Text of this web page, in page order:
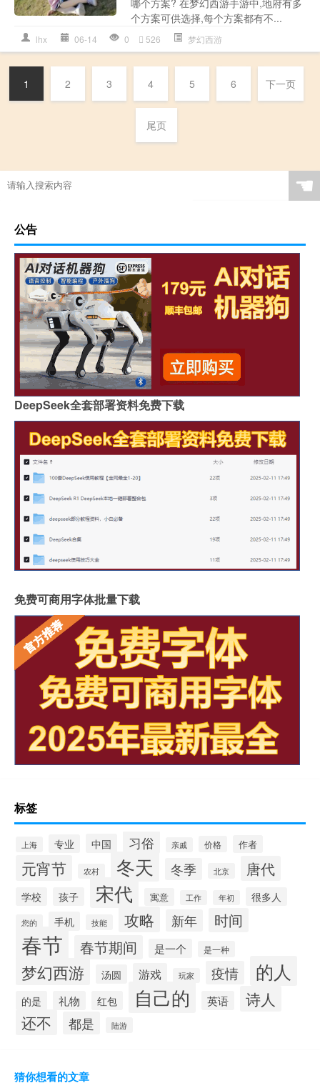
个方案可供选择,每个方案都有不...
lhx 06-14 0 526 梦幻西游
1 2 3 4 5 6 下一页
尾页
☚
公告
DeepSeek全套部署资料免费下载
免费可商用字体批量下载
标签
上海 专业 中国 习俗 亲戚 价格 作者
元宵节 农村 冬天 冬季 北京 唐代
学校 孩子 宋代 寓意 工作 年初 很多人
您的 手机 技能 攻略 新年 时间
春节 春节期间 是一个 是一种
梦幻西游 汤圆 游戏 玩家 疫情 的人
的是 礼物 红包 自己的 英语
诗人
还不
都是 陆游
猜你想看的文章